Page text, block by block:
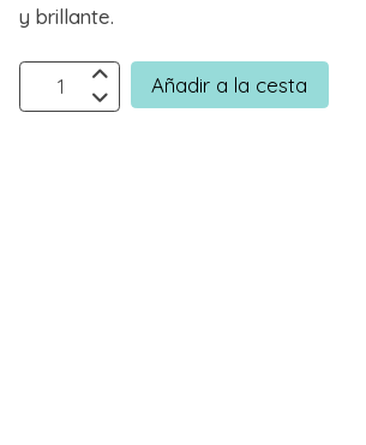
y brillante.
Añadir a la cesta